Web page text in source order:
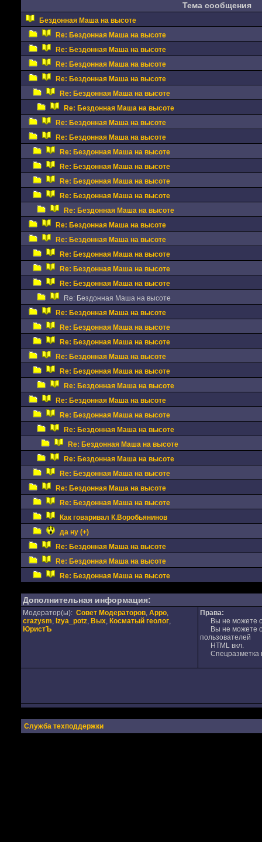
Тема сообщения
Бездонная Маша на высоте
Re: Бездонная Маша на высоте
Re: Бездонная Маша на высоте
Re: Бездонная Маша на высоте
Re: Бездонная Маша на высоте
Re: Бездонная Маша на высоте
Re: Бездонная Маша на высоте
Re: Бездонная Маша на высоте
Re: Бездонная Маша на высоте
Re: Бездонная Маша на высоте
Re: Бездонная Маша на высоте
Re: Бездонная Маша на высоте
Re: Бездонная Маша на высоте
Re: Бездонная Маша на высоте
Re: Бездонная Маша на высоте
Re: Бездонная Маша на высоте
Re: Бездонная Маша на высоте
Re: Бездонная Маша на высоте
Re: Бездонная Маша на высоте
Re: Бездонная Маша на высоте
Re: Бездонная Маша на высоте
Re: Бездонная Маша на высоте
Re: Бездонная Маша на высоте
Re: Бездонная Маша на высоте
Re: Бездонная Маша на высоте
Re: Бездонная Маша на высоте
Re: Бездонная Маша на высоте
Re: Бездонная Маша на высоте
Re: Бездонная Маша на высоте
Re: Бездонная Маша на высоте
Re: Бездонная Маша на высоте
Re: Бездонная Маша на высоте
Re: Бездонная Маша на высоте
Re: Бездонная Маша на высоте
Как говаривал К.Воробьянинов
да ну (+)
Re: Бездонная Маша на высоте
Re: Бездонная Маша на высоте
Re: Бездонная Маша на высоте
Дополнительная информация:
Модератор(ы): Совет Модераторов, Appo,
crazysm, Izya_potz, Вых, Косматый геолог,
ЮристЪ
Права:
Вы не можете
Вы не можете
пользователей
HTML вкл.
Спецразметка
Служба техподдержки